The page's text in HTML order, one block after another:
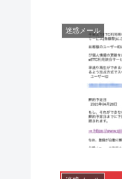
迷惑メール